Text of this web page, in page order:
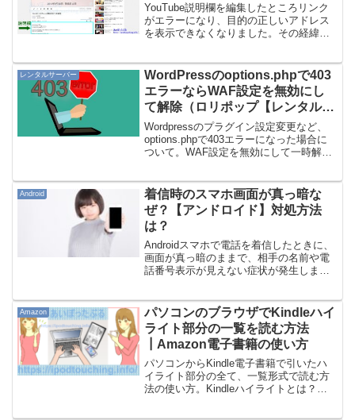
YouTube説明欄を編集したところリンク
がエラーになり、目的の正しいアドレス
を表示できなくなりました。その経緯と
す。2018年現在、YouTube説明欄に入力
する...
レンタルサーバー
WordPressのoptions.phpで403
エラーならWAF設定を無効にし
て解除（ロリポップ【レンタルサ
ーバー】）
Wordpressのプラグイン設定変更など、
options.phpで403エラーになった場合に
ついて。WAF設定を無効にして一時解除
解説いたします。※ロリポップ【公
式】...
Android
着信時のスマホ画面が真っ暗な
ぜ？【アンドロイド】対処方法
は？
Androidスマホで電話を着信したときに、
画面が真っ暗のままで、相手の名前や電
話番号表示が見えない症状が発生しまし
を以下に列挙しましたので、それぞれ確
認してみてくださ...
Amazon
パソコンのブラウザでKindleハイ
ライト部分の一覧を読む方法
┃Amazon電子書籍の使い方
パソコンからKindle電子書籍で引いたハ
イライト部分の全て、一覧形式で読む方
法の使い方。Kindleハイライトとは？